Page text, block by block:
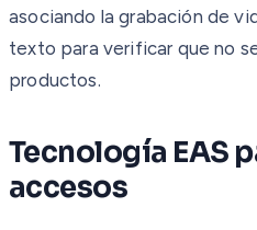
asociando la grabación de
texto para verificar que no
productos.
Tecnología EAS
accesos